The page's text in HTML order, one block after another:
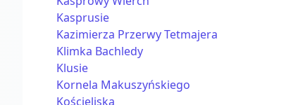
Kasprusie
Kazimierza Przerwy Tetmajera
Klimka Bachledy
Klusie
Kornela Makuszyńskiego
Kościeliska